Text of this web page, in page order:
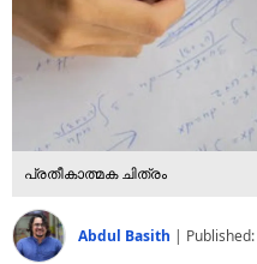
പ്രതീകാത്മക ചിത്രം
Abdul Basith | Published: